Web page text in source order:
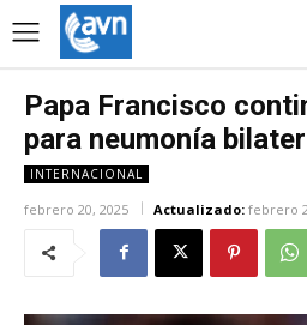
Papa Francisco
para neumonía
INTERNACIONAL
febrero 20, 2025 Actualizado: febrero